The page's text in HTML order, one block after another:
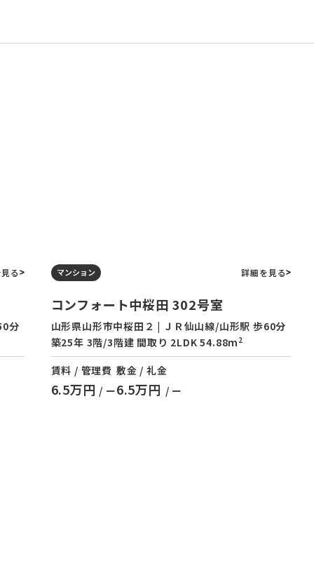
る
分
マンション 詳細を見る
コンフォート中桜田 302号室
山形県山形市中桜田２ | ＪＲ仙山線/山形駅 歩60分
築25年 3階/3階建 間取り 2LDK 54.88m 2
賃料 / 管理費
6.5万円 / ー
敷金 / 礼金
6.5万円 / ー